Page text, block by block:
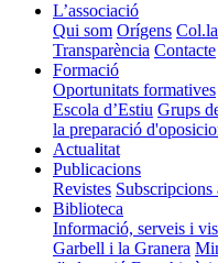
L’associació
Qui som Orígens
Transparència Contacte
Formació
Oportunitats formatives
Escola d’Estiu Grups
la preparació
Actualitat
Publicacions
Revistes Subscripcions
Biblioteca
Informació, serveis i
Garbell i la Granera